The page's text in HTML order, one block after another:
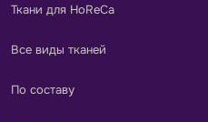
Ткани для HoReCa
Все виды тканей
По составу